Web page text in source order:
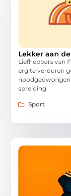
Lekker aan
Liefhebbers van
erg te verduren
spreiding
Sport